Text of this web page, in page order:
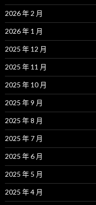
2026 年 2 月
2026 年 1 月
2025 年 12 月
2025 年 11 月
2025 年 10 月
2025 年 9 月
2025 年 8 月
2025 年 7 月
2025 年 6 月
2025 年 5 月
2025 年 4 月